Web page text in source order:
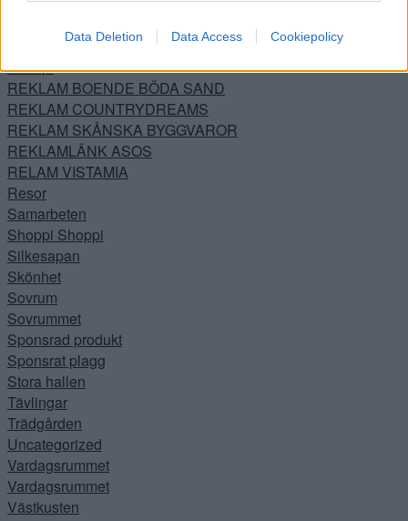
Data Deletion Data Access Cookiepolicy
PRESSUTSKICK
Recept
REKLAM BOENDE BÖDA SAND
REKLAM COUNTRYDREAMS
REKLAM SKÅNSKA BYGGVAROR
REKLAMLÄNK ASOS
RELAM VISTAMIA
Resor
Samarbeten
Shoppi Shoppi
Silkesapan
Skönhet
Sovrum
Sovrummet
Sponsrad produkt
Sponsrat plagg
Stora hallen
Tävlingar
Trädgården
Uncategorized
Vardagsrummet
Vardagsrummet
Västkusten